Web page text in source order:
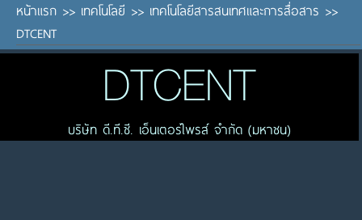
หน้าแรก >> เทคโนโลยี >> เทคโนโลยีสารสนเทศและการสื่อสาร >>
DTCENT
DTCENT
บริษัท ดี.ที.ซี. เอ็นเตอร์ไพรส์ จำกัด (มหาชน)